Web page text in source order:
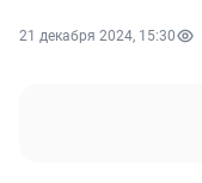
21 декабря 2024, 15:30